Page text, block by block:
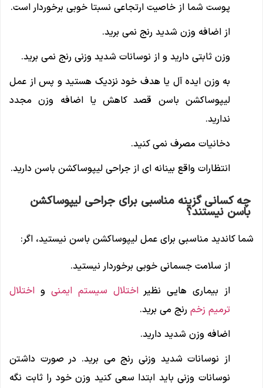
پوست شما از خاصیت ارتجاعی نسبتا خوبی برخوردار است.
از اضافه وزن شدید رنج نمی برید.
وزن ثابتی دارید و از نوسانات شدید وزنی رنج نمی برید.
به وزن ایده آل یا هدف خود نزدیک هستید و پس از عمل
لیپوساکشن باسن قصد کاهش یا اضافه وزن مجدد
ندارید.
دخانیات مصرف نمی کنید.
انتظارات واقع بینانه ای از جراحی لیپوساکشن باسن دارید.
چه کسانی گزینه مناسبی برای جراحی لیپوساکشن
باسن نیستند؟
شما کاندید مناسبی برای عمل لیپوساکشن باسن نیستید، اگر:
از سلامت جسمانی خوبی برخوردار نیستید.
از بیماری هایی نظیراختلال سیستم ایمنی و اختلال
ترمیم زخم رنج می برید.
اضافه وزن شدید دارید.
از نوسانات شدید وزنی رنج می برید. در صورت داشتن
نوسانات وزنی باید ابتدا سعی کنید وزن خود را ثابت نگه